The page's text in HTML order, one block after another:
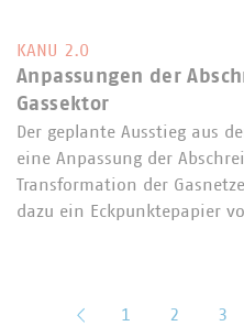
KANU 2.0
Anpassungen der
Gassektor
Der geplante Ausstieg aus
eine Anpassung der
Transformation der
dazu ein Eckpunktepapier
zurück
1 2 3